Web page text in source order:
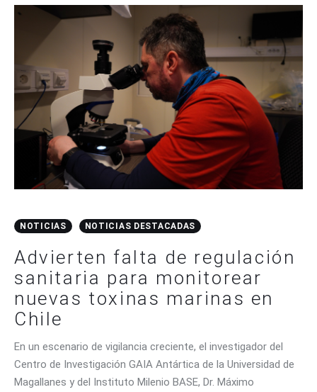
NOTICIAS NOTICIAS DESTACADAS
Advierten falta de regulación
sanitaria para monitorear
nuevas toxinas marinas en
Chile
En un escenario de vigilancia creciente, el investigador del
Centro de Investigación GAIA Antártica de la Universidad de
Magallanes y del Instituto Milenio BASE, Dr. Máximo